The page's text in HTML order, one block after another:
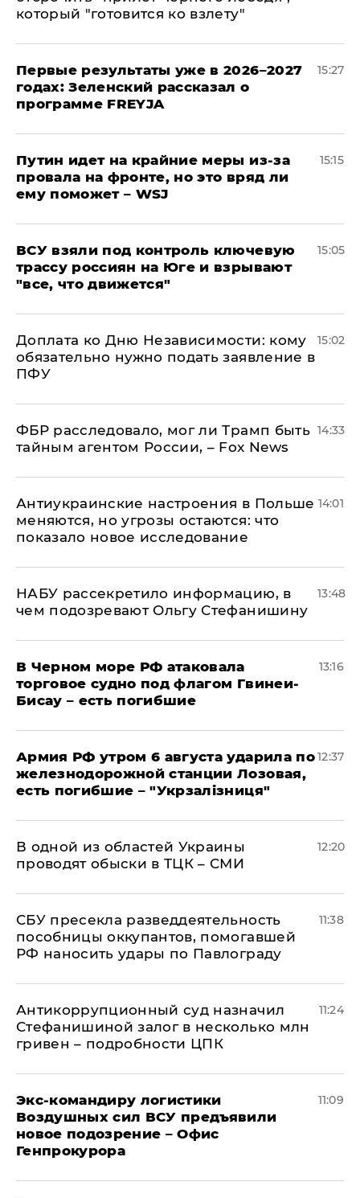
который "готовится ко взлету"
Первые результаты уже в 2026–2027
годах: Зеленский рассказал о
программе FREYJA
15:27
Путин идет на крайние меры из-за
провала на фронте, но это вряд ли
ему поможет – WSJ
15:15
ВСУ взяли под контроль ключевую
трассу россиян на Юге и взрывают
"все, что движется"
15:05
Доплата ко Дню Независимости: кому
обязательно нужно подать заявление в
ПФУ
15:02
ФБР расследовало, мог ли Трамп быть
тайным агентом России, – Fox News
14:33
Антиукраинские настроения в Польше
меняются, но угрозы остаются: что
показало новое исследование
14:01
НАБУ рассекретило информацию, в
чем подозревают Ольгу Стефанишину
13:48
В Черном море РФ атаковала
торговое судно под флагом Гвинеи-
Бисау – есть погибшие
13:16
Армия РФ утром 6 августа ударила по
железнодорожной станции Лозовая,
есть погибшие – "Укрзалізниця"
12:37
В одной из областей Украины
проводят обыски в ТЦК – СМИ
12:20
СБУ пресекла разведдеятельность
пособницы оккупантов, помогавшей
РФ наносить удары по Павлограду
11:38
Антикоррупционный суд назначил
Стефанишиной залог в несколько млн
гривен – подробности ЦПК
11:24
Экс-командиру логистики
Воздушных сил ВСУ предъявили
новое подозрение – Офис
Генпрокурора
11:09